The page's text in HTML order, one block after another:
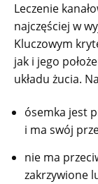
Leczenie
najczęściej w
Kluczowym
jak i jego
układu żucia.
ósemka jest
i ma swój
nie ma
zakrzywione